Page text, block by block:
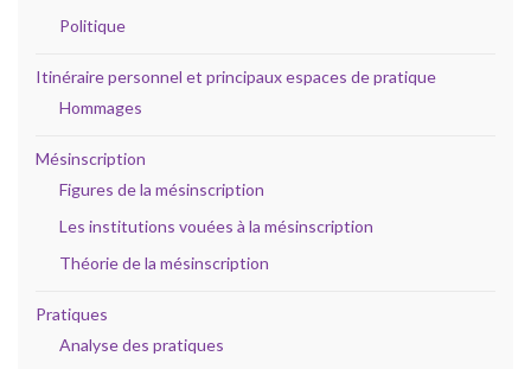
Politique
Itinéraire personnel et principaux espaces de pratique
Hommages
Mésinscription
Figures de la mésinscription
Les institutions vouées à la mésinscription
Théorie de la mésinscription
Pratiques
Analyse des pratiques